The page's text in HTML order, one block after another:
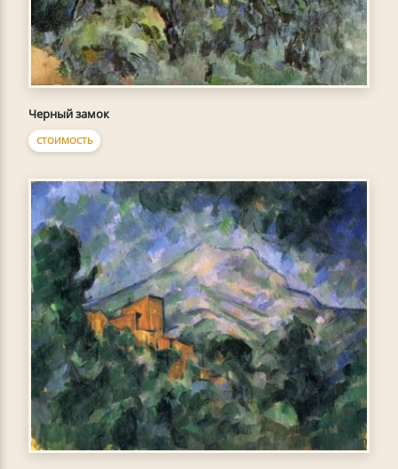
Черный замок
СТОИМОСТЬ